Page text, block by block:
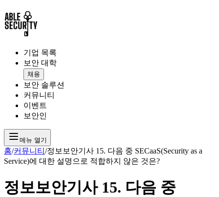
기업 목록
보안 대학
채용
보안 솔루션
커뮤니티
이벤트
보안인
메뉴 열기
홈/커뮤니티 /정보보안기사 15. 다음 중 SECaaS(Security as a
Service)에 대한 설명으로 적합하지 않은 것은?
정보보안기사 15. 다음 중